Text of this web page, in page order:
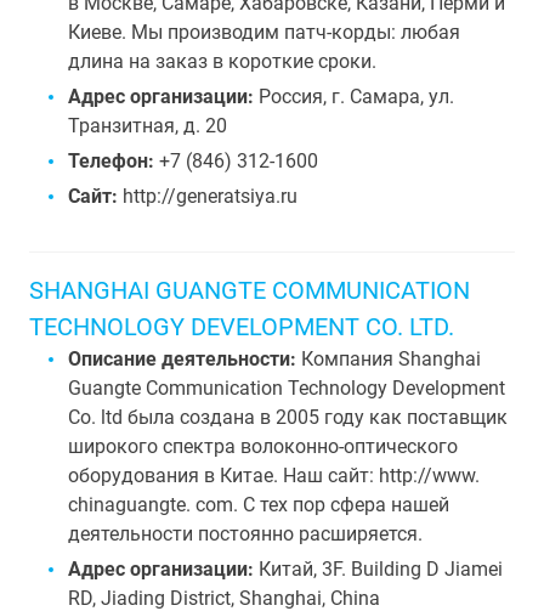
Киеве. Мы производим патч-корды: любая
длина на заказ в короткие сроки.
Адрес организации: Россия, г. Самара, ул.
Транзитная, д. 20
Телефон: +7 (846) 312-1600
Сайт: http://generatsiya.ru
SHANGHAI GUANGTE COMMUNICATION
TECHNOLOGY DEVELOPMENT CO. LTD.
Описание деятельности: Компания Shanghai
Guangte Communication Technology Development
Co. ltd была создана в 2005 году как поставщик
широкого спектра волоконно-оптического
оборудования в Китае. Наш сайт: http://www.
chinaguangte. com. С тех пор сфера нашей
деятельности постоянно расширяется.
Адрес организации: Китай, 3F. Building D Jiamei
RD, Jiading District, Shanghai, China